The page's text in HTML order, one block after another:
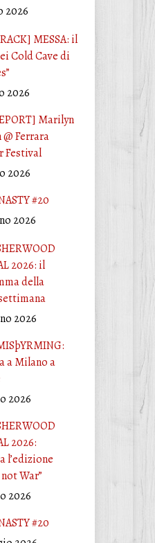
2026
MESSA: il
Cold Cave di
2026
Marilyn
Ferrara
Festival
2026
#20
2026
2026: il
della
2026
a Milano a
2026
2026:
l’edizione
War”
2026
#20